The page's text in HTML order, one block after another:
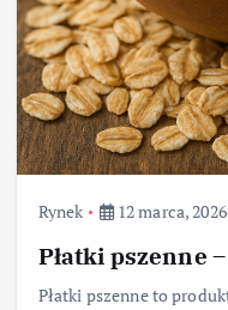
Rynek 12 marca, 2026
Płatki pszenne
Płatki pszenne to